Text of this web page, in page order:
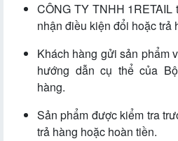
CÔNG TY TNHH
nhận điều kiện đổi hoặc trả
Khách hàng gửi sản phẩm
hướng dẫn cụ thể của
hàng.
Sản phẩm được kiểm tra
trả hàng hoặc hoàn tiền.